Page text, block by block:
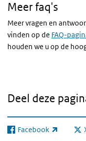
Meer faq's
Meer vragen en
vinden op de FAQ-
houden we u op de
Deel deze
Facebook
(externe link)